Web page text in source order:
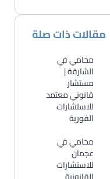
مقالات ذات صلة
محامي في
الشارقة |
مستشار
قانوني معتمد
للاستشارات
الفورية
​محامي في
عجمان
للاستشارات